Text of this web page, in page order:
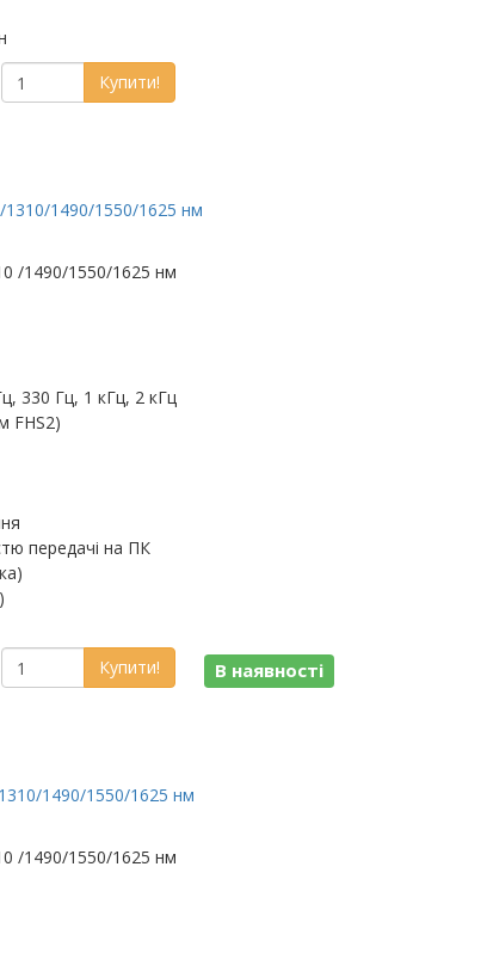
Купити!
1310/1490/1550/1625 нм
/1490/1550/1625 нм
330 Гц, 1 кГц, 2 кГц
FHS2)
передачі на ПК
Купити! В наявності
1490/1550/1625 нм
/1490/1550/1625 нм